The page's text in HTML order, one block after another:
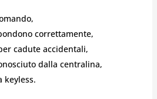
correttamente,
cadute accidentali,
dalla centralina,
keyless.